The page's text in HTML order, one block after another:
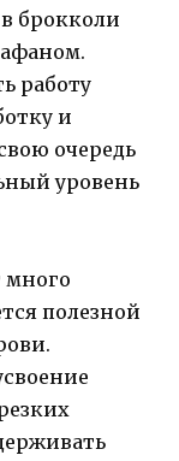
брокколи
работу
и
очередь
уровень
много
полезной